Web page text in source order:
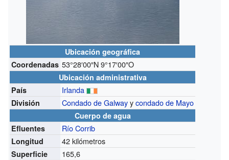
Ubicación geográfica
Coordenadas 53°28′00″N9°17′00″O
Ubicación administrativa
País
Irlanda
División Condado de Galwayycondado de Mayo
Cuerpo de agua
Efluentes
Río Corrib
Longitud 42 kilómetros
Superficie 165,6